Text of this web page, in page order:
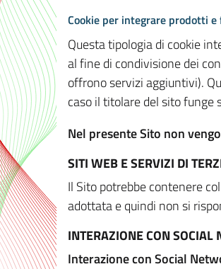
Cookie per integrare prodotti
Questa tipologia di cookie
al fine di condivisione dei
offrono servizi aggiuntivi).
caso il titolare del sito
Nel presente Sito non
SITI WEB E SERVIZI DI
Il Sito potrebbe contenere
adottata e quindi non si
INTERAZIONE CON SOCIAL
Interazione con Social